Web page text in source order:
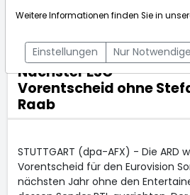
NEWSBOT
Nächster ESC-
Vorentscheid ohne
Raab
STUTTGART (dpa-AFX) - Die ARD
Vorentscheid für den Eurovision
nächsten Jahr ohne den
Weitere Informationen finden Sie in
Einstellungen Nur Notwendige